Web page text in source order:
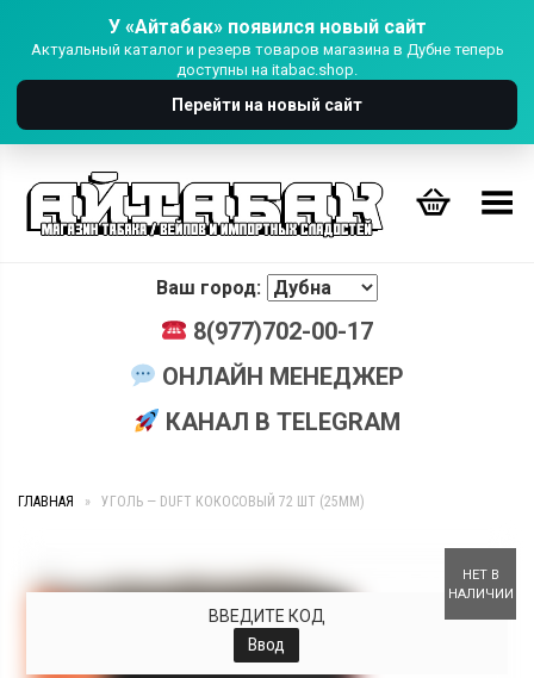
У «Айтабак» появился новый сайт
Актуальный каталог и резерв товаров магазина в Дубне теперь
доступны на itabac.shop.
Перейти на новый сайт
Переключить Меню
Ваш город:
8(977)702-00-17
ОНЛАЙН МЕНЕДЖЕР
КАНАЛ В TELEGRAM
ГЛАВНАЯ » УГОЛЬ — DUFT КОКОСОВЫЙ 72 ШТ (25MM)
НЕТ В
НАЛИЧИИ
ВВЕДИТЕ КОД
Ввод
+